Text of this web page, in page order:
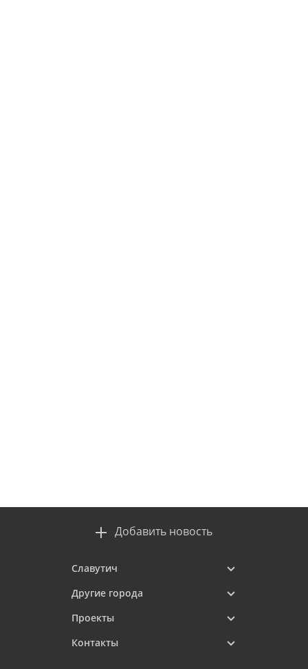
Добавить новость
Славутич
Другие города
Проекты
Контакты